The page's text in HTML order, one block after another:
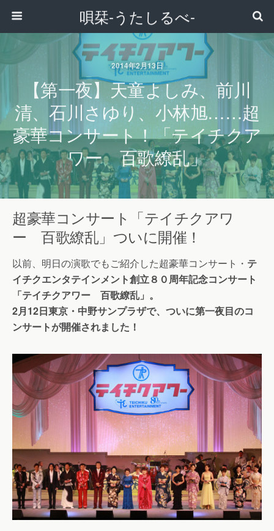
唄栞-うたしるべ-
2014年2月13日
【第一夜】天童よしみ、前川
清、石川さゆり、小林旭……超
豪華コンサート！「テイチクア
ワー 百歌繚乱」
超豪華コンサート「テイチクアワ
ー 百歌繚乱」ついに開催！
以前、明日の演歌でもご紹介した超豪華コンサート・ テ
イチクエンタテインメント創立８０周年記念コンサート
「テイチクアワー 百歌繚乱」。
2月12日東京・中野サンプラザで、 ついに第一夜目のコ
ンサートが開催されました！